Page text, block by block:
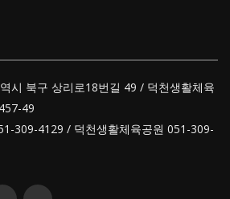
시 북구 상리로18번길 49 / 덕천생활체육
49
309-4129 / 덕천생활체육공원 051-309-